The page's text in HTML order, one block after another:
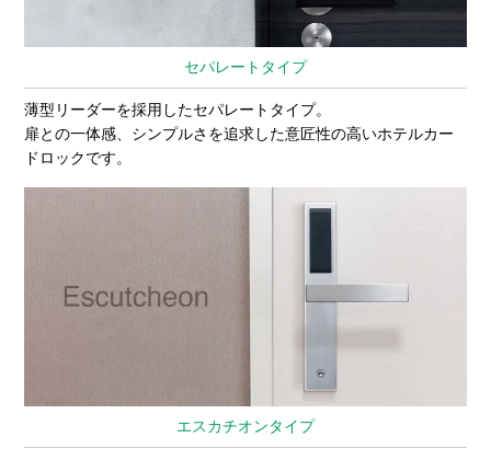
セパレートタイプ
薄型リーダーを採用したセパレートタイプ。
扉との一体感、シンプルさを追求した意匠性の高いホテルカー
ドロックです。
エスカチオンタイプ